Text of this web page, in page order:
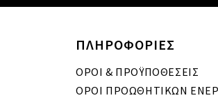
ΠΛΗΡΟΦΟΡΙΕΣ
ΟΡΟΙ & ΠΡΟΫΠΟΘΕΣΕΙΣ
ΟΡΟΙ ΠΡΟΩΘΗΤΙΚΩΝ